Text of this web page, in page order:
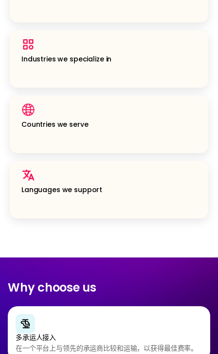
Industries we specialize in
Countries we serve
Languages we support
Why choose us
多承运人接入
在一个平台上与领先的承运商比较和运输，以获得最佳费率。